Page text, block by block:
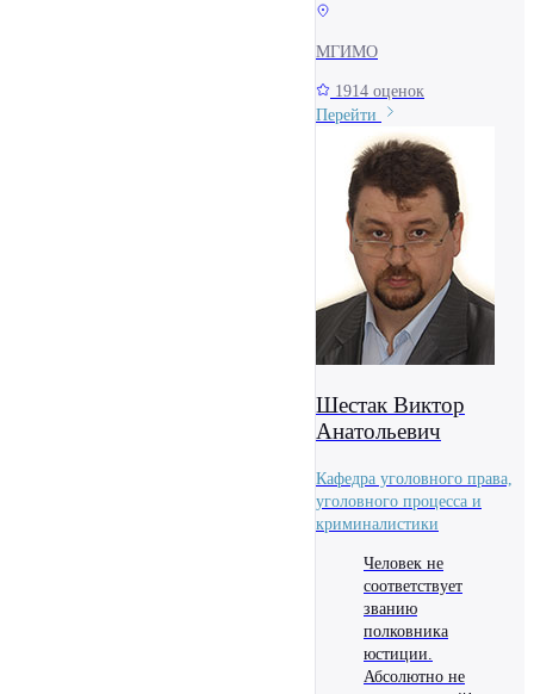
МГИМО
1914 оценок
Перейти
Шестак Виктор
Анатольевич
Кафедра уголовного права,
уголовного процесса и
криминалистики
Человек не
соответствует
званию
полковника
юстиции.
Абсолютно не